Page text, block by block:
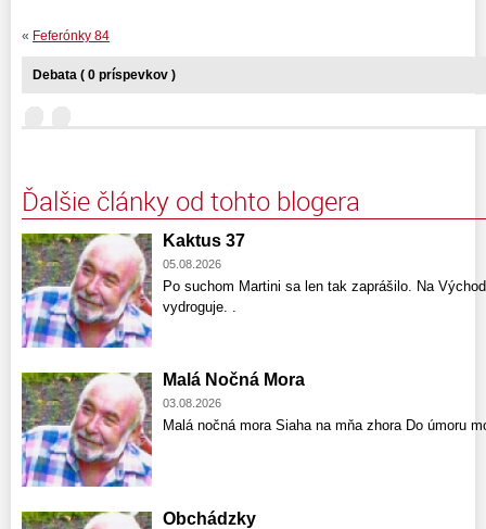
« Feferónky 84
Debata ( 0 príspevkov )
Ďalšie články od tohto blogera
Kaktus 37
05.08.2026
Po suchom Martini sa len tak zaprášilo. Na
vydroguje. .
Malá Nočná Mora
03.08.2026
Malá nočná mora Siaha na mňa zhora Do úmoru
Obchádzky